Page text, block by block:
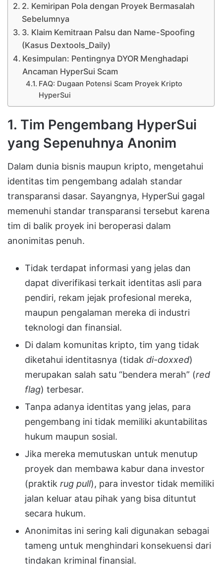
2. Kemiripan Pola dengan Proyek Bermasalah
Sebelumnya
3. Klaim Kemitraan Palsu dan Name-Spoofing
(Kasus Dextools_Daily)
Kesimpulan: Pentingnya DYOR Menghadapi
Ancaman HyperSui Scam
FAQ: Dugaan Potensi Scam Proyek Kripto
HyperSui
1. Tim Pengembang HyperSui
yang Sepenuhnya Anonim
Dalam dunia bisnis maupun kripto, mengetahui
identitas tim pengembang adalah standar
transparansi dasar. Sayangnya, HyperSui gagal
memenuhi standar transparansi tersebut karena
tim di balik proyek ini beroperasi dalam
anonimitas penuh.
Tidak terdapat informasi yang jelas dan
dapat diverifikasi terkait identitas asli para
pendiri, rekam jejak profesional mereka,
maupun pengalaman mereka di industri
teknologi dan finansial.
Di dalam komunitas kripto, tim yang tidak
diketahui identitasnya (tidak di-doxxed)
merupakan salah satu “bendera merah” (red
flag) terbesar.
Tanpa adanya identitas yang jelas, para
pengembang ini tidak memiliki akuntabilitas
hukum maupun sosial.
Jika mereka memutuskan untuk menutup
proyek dan membawa kabur dana investor
(praktik rug pull), para investor tidak memiliki
jalan keluar atau pihak yang bisa dituntut
secara hukum.
Anonimitas ini sering kali digunakan sebagai
tameng untuk menghindari konsekuensi dari
tindakan kriminal finansial.